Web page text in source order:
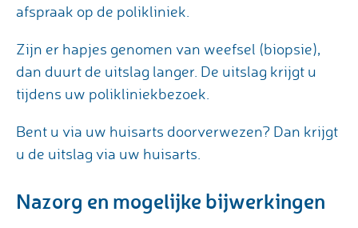
afspraak op de polikliniek.
Zijn er hapjes genomen van weefsel (biopsie),
dan duurt de uitslag langer. De uitslag krijgt u
tijdens uw polikliniekbezoek.
Bent u via uw huisarts doorverwezen? Dan krijgt
u de uitslag via uw huisarts.
Nazorg en mogelijke bijwerkingen